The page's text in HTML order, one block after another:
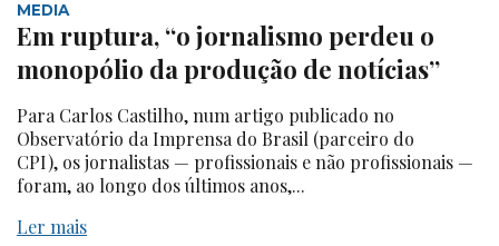
MEDIA
Em ruptura, “o jornalismo perdeu o
monopólio da produção de notícias”
Para Carlos Castilho, num artigo publicado no
Observatório da Imprensa do Brasil (parceiro do
CPI), os jornalistas — profissionais e não profissionais —
foram, ao longo dos últimos anos,...
Ler mais